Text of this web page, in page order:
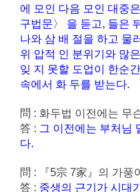
에 모인 다음 모인 대중
구법문〉 을 듣고, 들은
나와 삼 배 절을 하고 물
위 압적 인 분위기와 많
잊 지 못할 도업이 한순
속에서 화 두를 받는다.
問 : 화두법 이전에는 무
答 : 그 이전에는 부처님
다.
問 : 『5宗 7家』의 가풍
答 : 중생의 근기가 시대